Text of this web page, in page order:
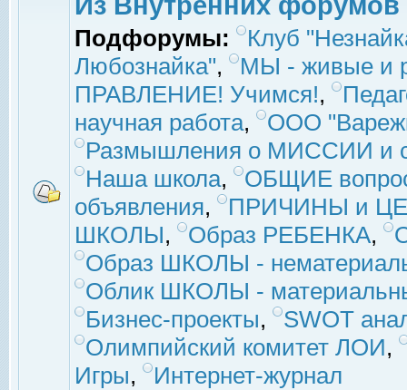
Подфорумы:
Клуб
Любознайка",
МЫ - живые и
ПРАВЛЕНИЕ! Учимся!,
научная работа,
ООО
Размышления о МИССИИ и
Наша школа,
ОБЩИЕ
объявления,
ПРИЧИНЫ и
ШКОЛЫ, Образ РЕБЕНКА,
Образ ШКОЛЫ -
Облик ШКОЛЫ -
Бизнес-проекты,
SWOT
Олимпийский комитет ЛОИ,
Игры, Интернет-журнал